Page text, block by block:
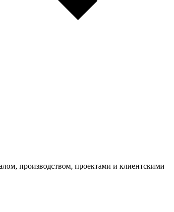
производством, проектами и клиентскими